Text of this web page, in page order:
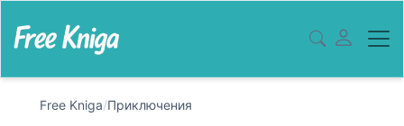
Free Kniga/Приключения